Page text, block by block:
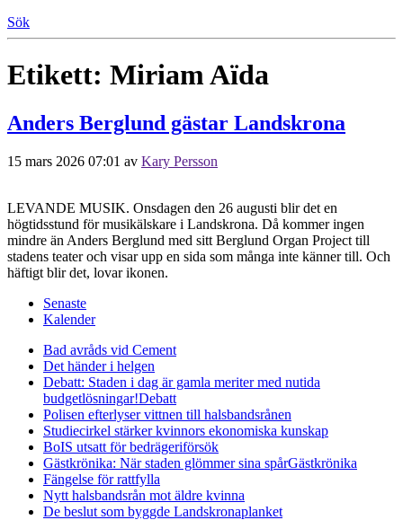
Sök
Etikett: Miriam Aïda
Anders Berglund gästar Landskrona
15 mars 2026 07:01 av Kary Persson
LEVANDE MUSIK. Onsdagen den 26 augusti blir det en
högtidsstund för musikälskare i Landskrona. Då kommer ingen
mindre än Anders Berglund med sitt Berglund Organ Project till
stadens teater och visar upp en sida som många inte känner till. Och
häftigt blir det, lovar ikonen.
Senaste
Kalender
Bad avråds vid Cement
Det händer i helgen
Debatt: Staden i dag är gamla meriter med nutida
budgetlösningar!Debatt
Polisen efterlyser vittnen till halsbandsrånen
Studiecirkel stärker kvinnors ekonomiska kunskap
BoIS utsatt för bedrägeriförsök
Gästkrönika: När staden glömmer sina spårGästkrönika
Fängelse för rattfylla
Nytt halsbandsrån mot äldre kvinna
De beslut som byggde Landskronaplanket